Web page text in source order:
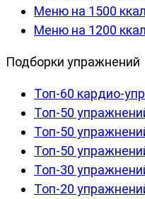
Меню на 1500
Меню на 1200
Подборки упражнений
Топ-60 кардио-
Топ-50
Топ-50
Топ-50
Топ-30
Топ-20